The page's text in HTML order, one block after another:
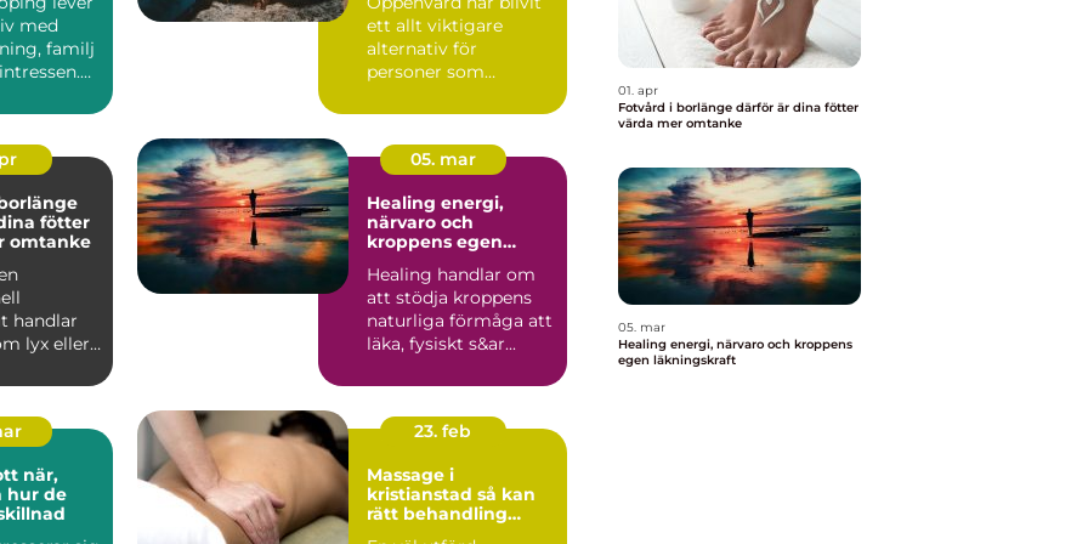
med
familj
ett allt viktigare
alternativ för
personer som
stöd och behan...
fötter
omtanke
handlar
lyx eller
05. mar
Healing energi,
närvaro och
kroppens egen
Healing handlar om
att stödja kroppens
naturliga förmåga att
läka, fysiskt s&ar...
hur de
23. feb
Massage i
kristianstad så kan
rätt behandling
01. apr
Fotvård i borlänge därför är dina fötter
värda mer omtanke
05. mar
Healing energi, närvaro och kroppens
egen läkningskraft